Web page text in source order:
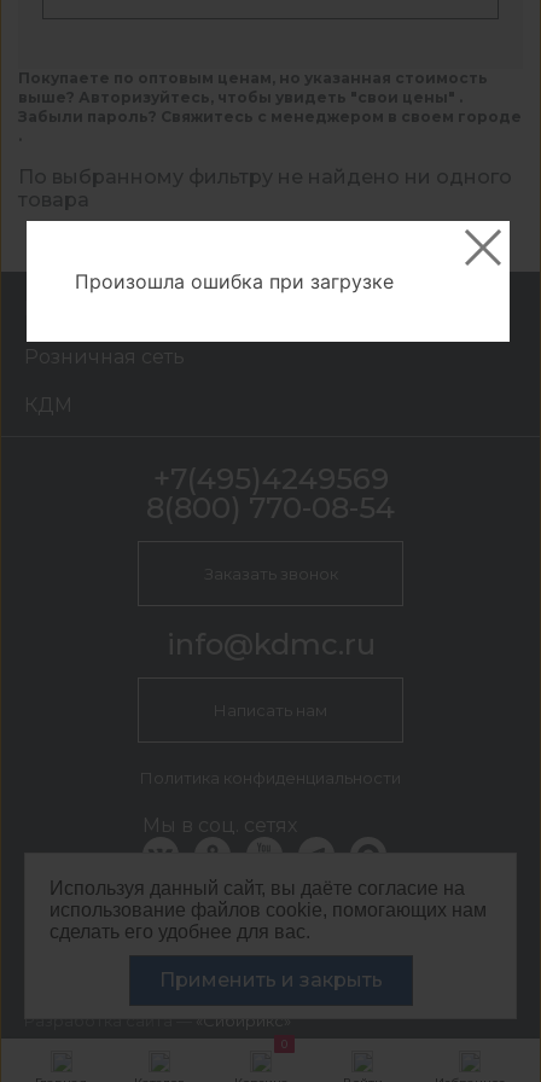
0
Покупаете по оптовым ценам, но указанная стоимость
выше? Авторизуйтесь, чтобы увидеть "свои цены" .
Забыли пароль? Свяжитесь с менеджером в своем городе
По выбранному фильтру не найдено ни одного
товара
Используя данный сайт, вы даёте согласие на
использование файлов cookie, помогающих нам
сделать его удобнее для вас.
Применить и закрыть
Розничная сеть
КДМ
КДМ Москва
г. Москва, Кавказский бульвар, 54
+7(495)4249569
8(800) 770-08-54
Заказать звонок
info@kdmc.ru
Написать нам
Политика конфиденциальности
Мы в соц. сетях
ООО ЦЕНТР КДМ. ИНН: 3661037157 ОГРН: 1063667287551
Разработка сайта —«Сибирикс»
Произошла ошибка при загрузке